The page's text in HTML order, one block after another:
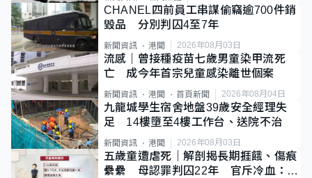
CHANEL四前員工串謀偷竊逾700件銷
毀品 分別判囚4至7年
新聞資訊 港聞 2026年08月03日
流感｜曾接種疫苗七歲男童染甲流死
亡 成今年首宗兒童感染離世個案
新聞資訊 港聞 首頁新聞 2026年08月04日
九龍城學生宿舍地盤39歲安全經理失
足 14樓墮至4樓工作台、送院不治
新聞資訊 港聞 2026年08月03日
五歲童遭虐死｜解剖揭長期捱餓、傷痕
纍纍 母認罪判囚22年 官斥冷血：同